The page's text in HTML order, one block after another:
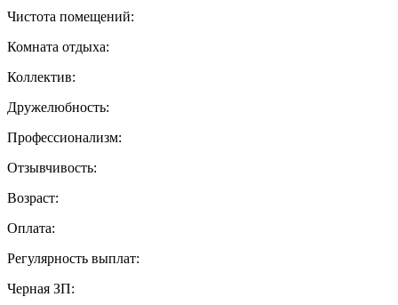
Чистота помещений:
Комната отдыха:
Коллектив:
Дружелюбность:
Профессионализм:
Отзывчивость:
Возраст:
Оплата:
Регулярность выплат:
Черная ЗП: